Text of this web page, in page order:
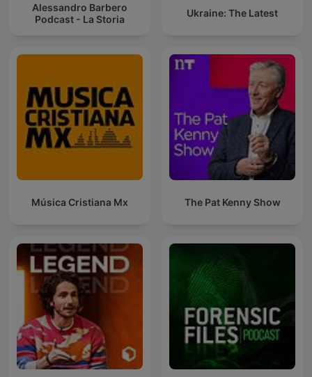
Alessandro Barbero
Podcast - La Storia
Ukraine: The Latest
Música Cristiana Mx The Pat Kenny Show